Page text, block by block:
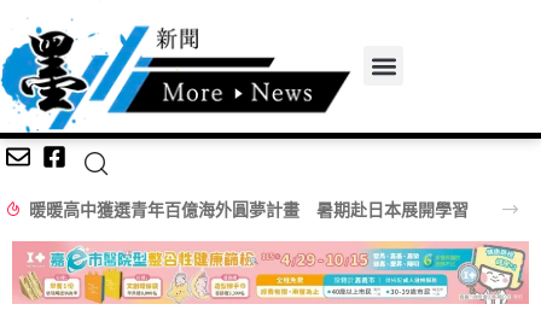
暖暖高中獲選青年百億海外圓夢計畫 暑期赴日本展開學習